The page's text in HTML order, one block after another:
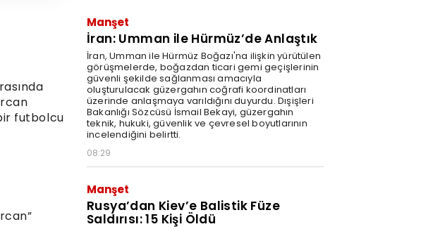
futbolcu
Manşet
İran: Umman ile Hürmüz’de Anlaştık
İran, Umman ile Hürmüz Boğazı'na ilişkin yürütülen
görüşmelerde, boğazdan ticari gemi geçişlerinin
güvenli şekilde sağlanması amacıyla
oluşturulacak güzergahın coğrafi koordinatları
üzerinde anlaşmaya varıldığını duyurdu. Dışişleri
Bakanlığı Sözcüsü İsmail Bekayi, güzergahın
teknik, hukuki, güvenlik ve çevresel boyutlarının
incelendiğini belirtti.
08:29
Manşet
Rusya’dan Kiev’e Balistik Füze
Saldırısı: 15 Kişi Öldü